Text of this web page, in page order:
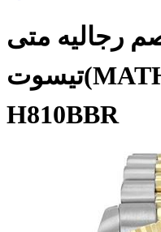
رجالیه متی
تیسوت(MATHEY TISSOT)
H810BBR